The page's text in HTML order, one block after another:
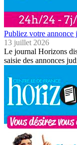
Publiez votre annonce
13 juillet 2026
Le journal Horizons
saisie des annonces